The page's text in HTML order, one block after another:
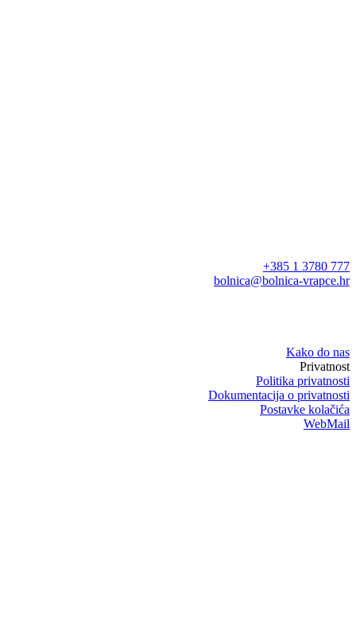
+385 1 3780 777
bolnica@bolnica-vrapce.hr
Kako do nas
Privatnost
Politika privatnosti
Dokumentacija o privatnosti
Postavke kolačića
WebMail